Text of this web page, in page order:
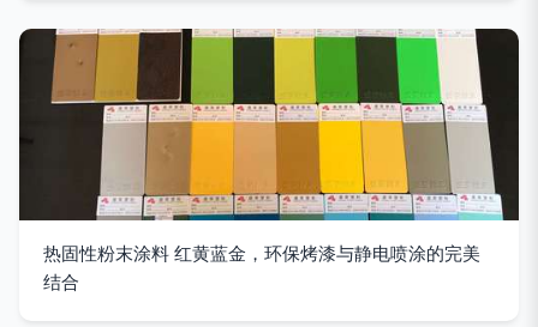
热固性粉末涂料 红黄蓝金，环保烤漆与静电喷涂的完美
结合